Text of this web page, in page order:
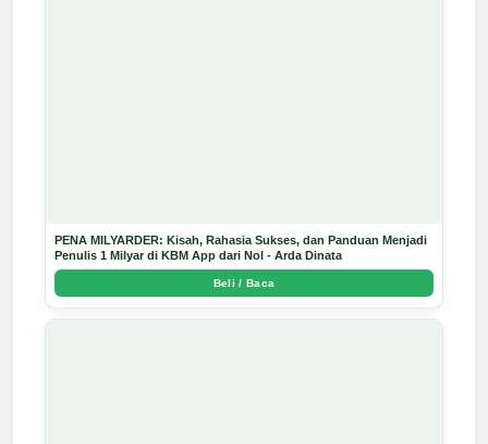
PENA MILYARDER: Kisah, Rahasia Sukses, dan Panduan Menjadi
Penulis 1 Milyar di KBM App dari Nol - Arda Dinata
Beli / Baca